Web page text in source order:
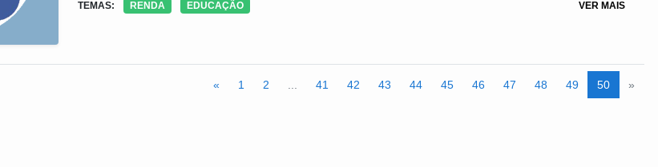
primeiro coworking público do Brasil, para receber projetos de cunho social,
TEMAS: RENDA EDUCAÇÃO VER MAIS
« 1 2 41 42 43 44 45 46 47 48 49 50 »